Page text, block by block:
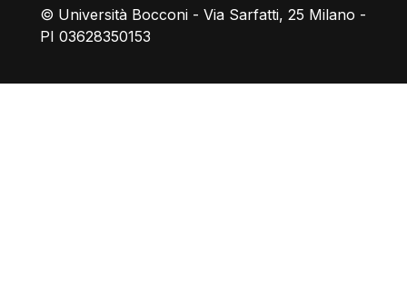
© Università Bocconi - Via Sarfatti, 25 Milano -
PI 03628350153